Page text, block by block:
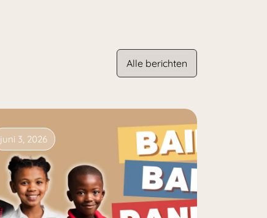
Alle berichten
juni 3, 2026